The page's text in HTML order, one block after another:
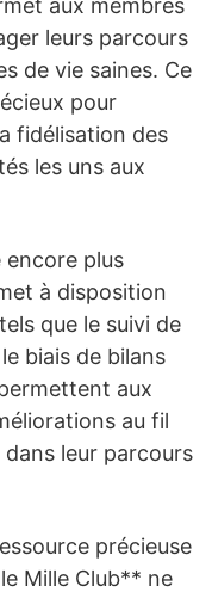
aux membres
leurs parcours
de vie saines. Ce
pour
fidélisation des
les uns aux
encore plus
à disposition
que le suivi de
biais de bilans
aux
au fil
leur parcours
précieuse
Mille Club** ne